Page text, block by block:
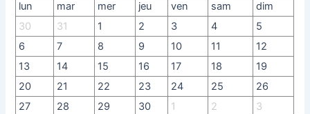
lun mar mer jeu ven sam
dim
30
31 1 2 3 4
5
6
7 8 9 10 11
12
13
14 15 16 17 18
19
20
21 22 23 24 25
26
27
28 29 30 1 2 3